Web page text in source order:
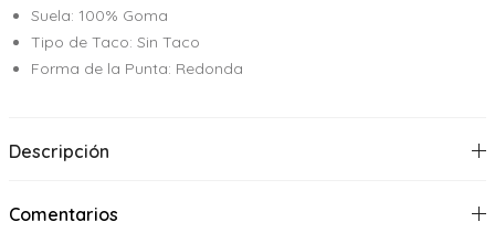
Suela: 100% Goma
Tipo de Taco: Sin Taco
Forma de la Punta: Redonda
Descripción
Comentarios